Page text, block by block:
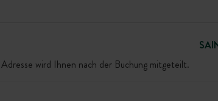
wird Ihnen nach der Buchung mitgeteilt.